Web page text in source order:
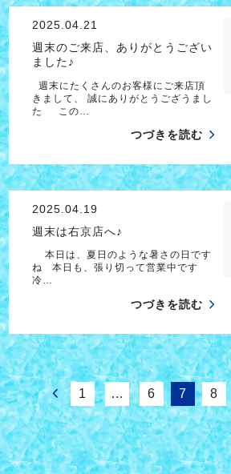
2025.04.21
週末のご来店、ありがとうござい
ました♪
週末にたくさんのお客様にご来店頂
きまして、 誠にありがとうござうまし
た この…
つづきを読む
2025.04.19
週末は右京店へ♪
本日は、夏日のような暑さの日です
ね 本日も、張り切って営業中です
冷…
つづきを読む
1 … 6 7 8